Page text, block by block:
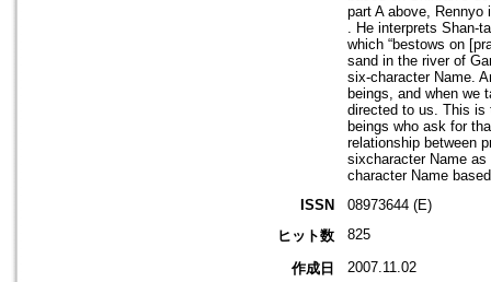
part A above,
. He interprets Shan-
which “bestows on
sand in the river of
six-character Name.
beings, and when we
directed to us. This is
beings who ask for
relationship between
sixcharacter Name as
character Name
ISSN
08973644 (E)
ヒット数
825
作成日 2007.11.02